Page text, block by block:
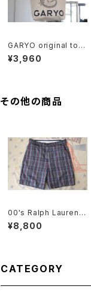
GARYO original tote
Bag "large logo"
¥3,960
その他の商品
00's Ralph Lauren
madaras plaid cotto
n Shorts
¥8,800
CATEGORY